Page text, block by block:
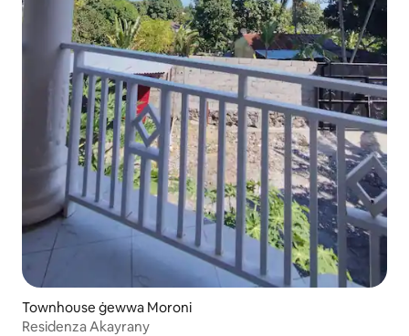
Townhouse ġewwa Moroni
Residenza Akayrany